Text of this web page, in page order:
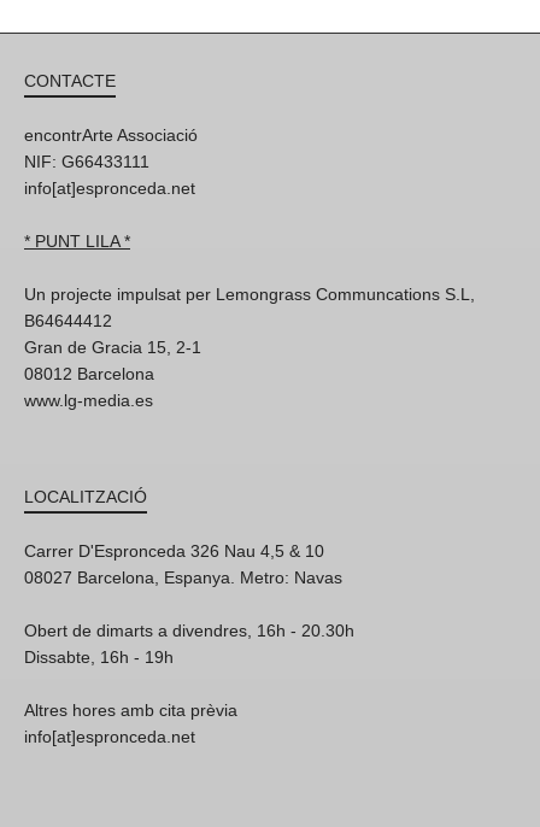
CONTACTE
encontrArte Associació
NIF: G66433111
info[at]espronceda.net
* PUNT LILA *
Un projecte impulsat per Lemongrass Communcations S.L,
B64644412
Gran de Gracia 15, 2-1
08012 Barcelona
www.lg-media.es
LOCALITZACIÓ
Carrer D'Espronceda 326 Nau 4,5 & 10
08027 Barcelona, Espanya. Metro: Navas
Obert de dimarts a divendres, 16h - 20.30h
Dissabte, 16h - 19h
Altres hores amb cita prèvia
info[at]espronceda.net